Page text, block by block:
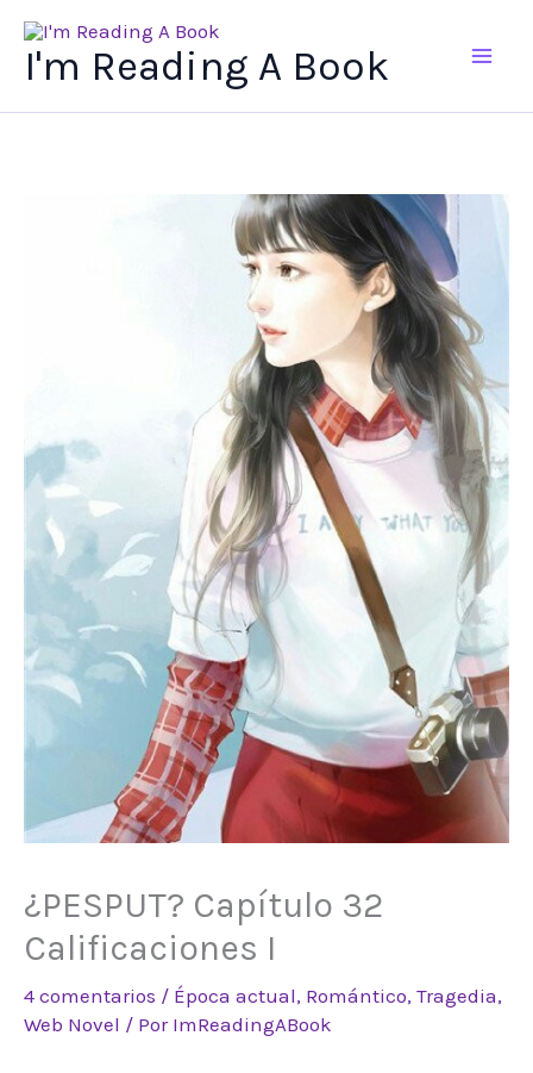
I'm Reading A Book
¿PESPUT? Capítulo 32
Calificaciones I
4 comentarios / Época actual, Romántico, Tragedia,
Web Novel / Por ImReadingABook